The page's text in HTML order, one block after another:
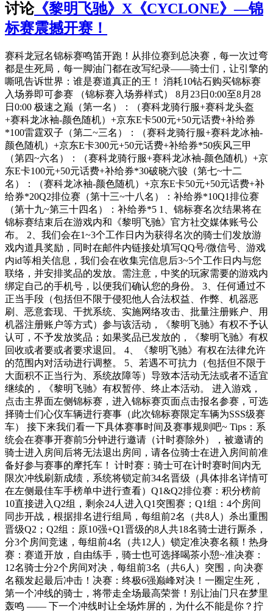
讨论《黎明飞驰》X《CYCLONE》—锦
标赛震撼开赛！
赛科龙冠名锦标赛鸣笛开跑！从排位赛到总决赛，每一次过弯
都是生死局，每一脚油门都在改写纪录——骑士们，让引擎的
嘶吼告诉世界：谁是赛道真正的王！ 消耗10钻石购买锦标赛
入场券即可参赛 （锦标赛入场券样式） 8月23日0:00至8月28
日0:00 极速之巅（第一名）：（赛科龙骑行服+赛科龙头盔
+赛科龙冰袖-颜色随机）+京东E卡500元+50元话费+补给券
*100雷霆双子（第二~三名）：（赛科龙骑行服+赛科龙冰袖-
颜色随机）+京东E卡300元+50元话费+补给券*50疾风三甲
（第四~六名）：（赛科龙骑行服+赛科龙冰袖-颜色随机）+京
东E卡100元+50元话费+补给券*30破晓六骏（第七~十二
名）：（赛科龙冰袖-颜色随机）+京东E卡50元+50元话费+补
给券*20Q2排位赛（第十三~十八名）：补给券*10Q1排位赛
（第十九~第三十四名）：补给券*5 1、锦标赛名次结果将在
锦标赛结束后在游戏内和《黎明飞驰》官方社交媒体账号公
布。 2、我们会在1~3个工作日内为获得名次的骑士们发放游
戏内道具奖励，同时在邮件内链接处填写QQ号/微信号、游戏
内id等相关信息，我们会在收集完信息后3~5个工作日内与您
联络，并安排奖品的发放。需注意，中奖的玩家需要的游戏内
绑定自己的手机号，以便我们确认您的身份。 3、任何通过不
正当手段（包括但不限于侵犯他人合法权益、作弊、机器恶
刷、恶意套现、干扰系统、实施网络攻击、批量注册账户、用
机器注册账户等方式）参与该活动，《黎明飞驰》有权不予认
认可，不予发放奖品；如果奖品已发放的，《黎明飞驰》有权
回收或者要或者要求退回。 4、《黎明飞驰》有权在法律允许
的范围内对活动进行调整。 5、若遇不可抗力（包括但不限于
大面积不正当行为、系统故障等）导致本活动无法或者不适宜
继续的，《黎明飞驰》有权暂停、终止本活动。 进入游戏，
点击主界面左侧锦标赛，进入锦标赛页面点击报名参赛，可选
择骑士们心仪车辆进行赛事（此次锦标赛限定车辆为SSS级赛
车） 接下来我们看一下具体赛事时间及赛事规则吧~ Tips：系
统会在赛事开赛前5分钟进行邀请（计时赛除外），被邀请的
骑士进入房间后将无法退出房间，请各位骑士在进入房间前准
备好参与赛事的摩托车！ 计时赛：骑士可在计时赛时间内无
限次冲线刷新成绩，系统将锁定前34名晋级（具体排名详情可
在左侧最佳车手榜单中进行查看）Q1&Q2排位赛：​积分榜前
10直接进入Q2组，剩余24人进入Q1突围赛；Q1组：4个房间
同步开战，根据排名进行组局，每组前2名（共8人）杀出重围
晋级Q2；​Q2组：原10强+Q1晋级的8人共18名骑士进行厮杀，
分3个房间竞速，每组前4名（共12人）锁定准决赛名额！热身
赛：赛道开放，自由练手，骑士也可选择喝茶小憩~准决赛：
12名骑士分2个房间对决，每组前3名（共6人）突围，向决赛
名额发起最后冲击！决赛：终极6强巅峰对决！一圈定生死，
第一个冲线的骑士，将带走全场最高荣誉！​别让油门只在梦里
轰鸣 —— 下一个冲线时让全场炸屏的，为什么不能是你？拧